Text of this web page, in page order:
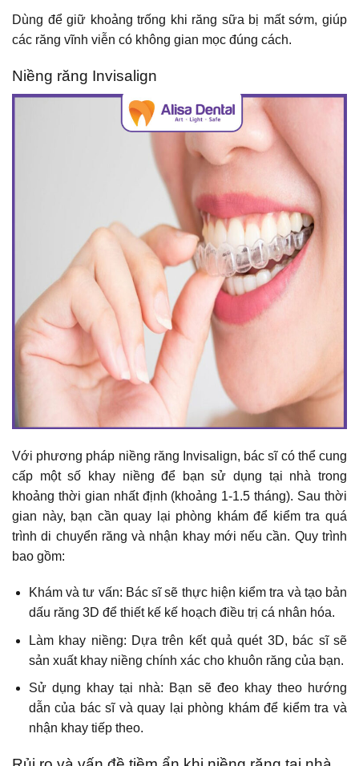
Dùng để giữ khoảng trống khi răng sữa bị mất sớm, giúp
các răng vĩnh viễn có không gian mọc đúng cách.
Niềng răng Invisalign
Với phương pháp niềng răng Invisalign, bác sĩ có thể cung
cấp một số khay niềng để bạn sử dụng tại nhà trong
khoảng thời gian nhất định (khoảng 1-1.5 tháng). Sau thời
gian này, bạn cần quay lại phòng khám để kiểm tra quá
trình di chuyển răng và nhận khay mới nếu cần. Quy trình
bao gồm:
Khám và tư vấn: Bác sĩ sẽ thực hiện kiểm tra và tạo bản
dấu răng 3D để thiết kế kế hoạch điều trị cá nhân hóa.
Làm khay niềng: Dựa trên kết quả quét 3D, bác sĩ sẽ
sản xuất khay niềng chính xác cho khuôn răng của bạn.
Sử dụng khay tại nhà: Bạn sẽ đeo khay theo hướng
dẫn của bác sĩ và quay lại phòng khám để kiểm tra và
nhận khay tiếp theo.